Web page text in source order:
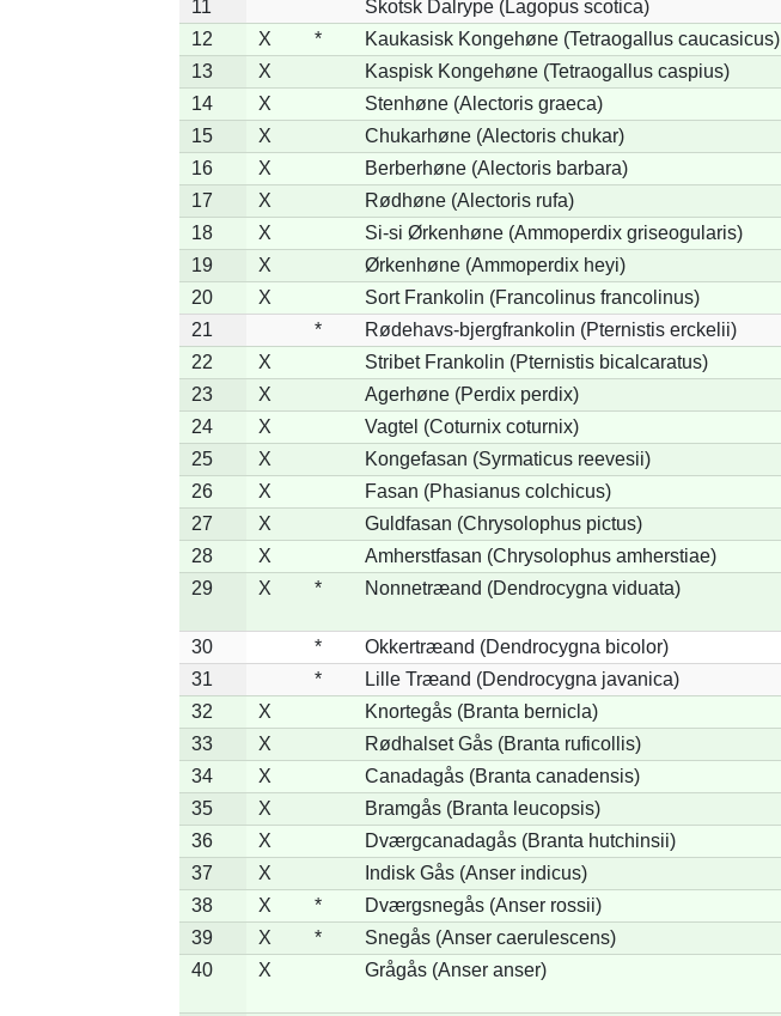
11
Skotsk Dalrype (Lagopus scotica)
12
X * Kaukasisk Kongehøne (Tetraogallus caucasicus)
13
X Kaspisk Kongehøne (Tetraogallus caspius)
14
X Stenhøne (Alectoris graeca)
15
X Chukarhøne (Alectoris chukar)
16
X Berberhøne (Alectoris barbara)
17
X Rødhøne (Alectoris rufa)
18
X Si-si Ørkenhøne (Ammoperdix griseogularis)
19
X Ørkenhøne (Ammoperdix heyi)
20
X Sort Frankolin (Francolinus francolinus)
21
*
Rødehavs-bjergfrankolin (Pternistis erckelii)
22
X Stribet Frankolin (Pternistis bicalcaratus)
23
X Agerhøne (Perdix perdix)
24
X Vagtel (Coturnix coturnix)
25
X Kongefasan (Syrmaticus reevesii)
26
X Fasan (Phasianus colchicus)
27
X Guldfasan (Chrysolophus pictus)
28
X Amherstfasan (Chrysolophus amherstiae)
29
X * Nonnetræand (Dendrocygna viduata)
30 *
Okkertræand (Dendrocygna bicolor)
31
*
Lille Træand (Dendrocygna javanica)
32
X Knortegås (Branta bernicla)
33
X Rødhalset Gås (Branta ruficollis)
34
X Canadagås (Branta canadensis)
35
X Bramgås (Branta leucopsis)
36
X Dværgcanadagås (Branta hutchinsii)
37
X Indisk Gås (Anser indicus)
38
X * Dværgsnegås (Anser rossii)
39
X * Snegås (Anser caerulescens)
40
X Grågås (Anser anser)